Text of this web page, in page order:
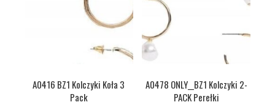
A0416 BZ1 Kolczyki Koła 3
Pack
A0478 ONLY__BZ1 Kolczyki 2-
PACK Perełki